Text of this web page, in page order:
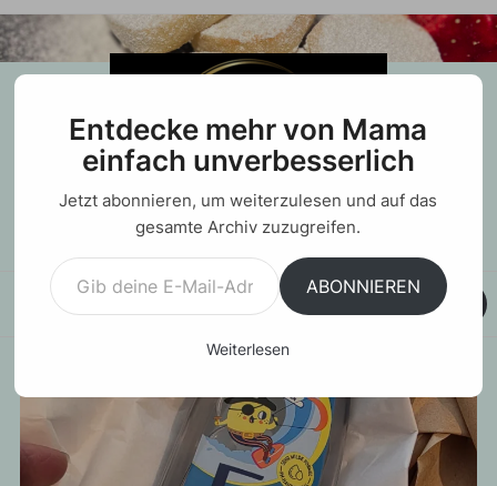
MENU
Entdecke mehr von Mama
einfach unverbesserlich
Jetzt abonnieren, um weiterzulesen und auf das
gesamte Archiv zuzugreifen.
Gib deine E-Mail-Adresse ein ...
ABONNIEREN
Weiterlesen